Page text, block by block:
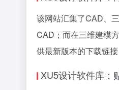
该网站汇集了CAD、
CAD；而在三维建模
供最新版本的下载链
XU5设计软件库：